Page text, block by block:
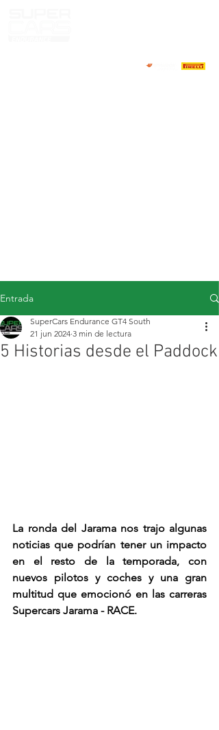
Entrada
5 Historias desde el Paddock
SuperCars Endurance GT4 South
21 jun 2024 3 min de lectura
La ronda del Jarama nos trajo algunas
noticias que podrían tener un impacto
en el resto de la temporada, con
nuevos pilotos y coches y una gran
multitud que emocionó en las carreras
Supercars Jarama - RACE.